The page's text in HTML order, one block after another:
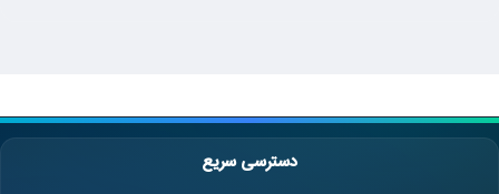
دسترسی سریع